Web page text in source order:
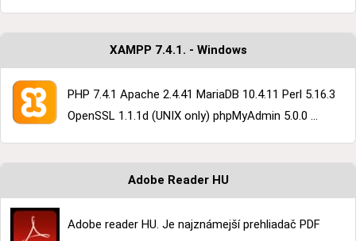
XAMPP 7.4.1. - Windows
PHP 7.4.1 Apache 2.4.41 MariaDB 10.4.11 Perl 5.16.3
OpenSSL 1.1.1d (UNIX only) phpMyAdmin 5.0.0 ...
Adobe Reader HU
Adobe reader HU. Je najznámejší prehliadač PDF